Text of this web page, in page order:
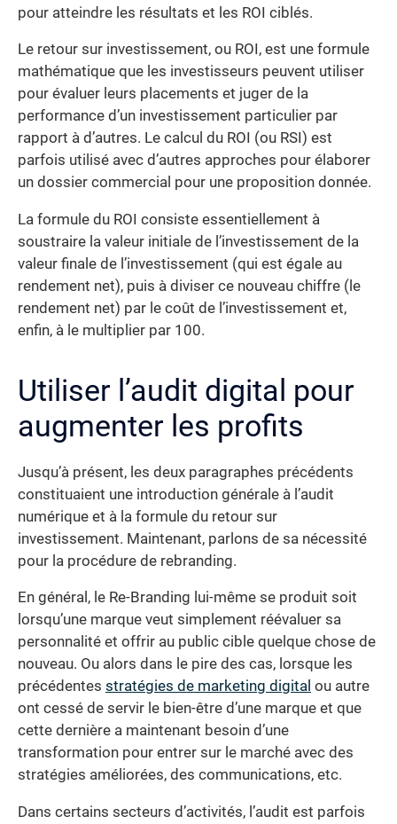
pour atteindre les résultats et les ROI ciblés.
Le retour sur investissement, ou ROI, est une formule
mathématique que les investisseurs peuvent utiliser
pour évaluer leurs placements et juger de la
performance d’un investissement particulier par
rapport à d’autres. Le calcul du ROI (ou RSI) est
parfois utilisé avec d’autres approches pour élaborer
un dossier commercial pour une proposition donnée.
La formule du ROI consiste essentiellement à
soustraire la valeur initiale de l’investissement de la
valeur finale de l’investissement (qui est égale au
rendement net), puis à diviser ce nouveau chiffre (le
rendement net) par le coût de l’investissement et,
enfin, à le multiplier par 100.
Utiliser l’audit digital pour
augmenter les profits
Jusqu’à présent, les deux paragraphes précédents
constituaient une introduction générale à l’audit
numérique et à la formule du retour sur
investissement. Maintenant, parlons de sa nécessité
pour la procédure de rebranding.
En général, le Re-Branding lui-même se produit soit
lorsqu’une marque veut simplement réévaluer sa
personnalité et offrir au public cible quelque chose de
nouveau. Ou alors dans le pire des cas, lorsque les
précédentes stratégies de marketing digital ou autre
ont cessé de servir le bien-être d’une marque et que
cette dernière a maintenant besoin d’une
transformation pour entrer sur le marché avec des
stratégies améliorées, des communications, etc.
Dans certains secteurs d’activités, l’audit est parfois